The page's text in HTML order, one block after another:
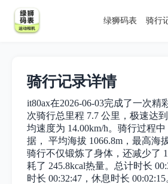
骑行
绿狮码表
骑行记录详情
it80ax在2026-06-03完成了一次精
次骑行总里程 7.7 公里，极速达
均速度为 14.00km/h。骑行过程
据， 平均海拔 1066.8m，最高海
骑行不仅锻炼了身体，还减少了
耗了 245.8kcal热量。总计时长
时长 00:32:47，休息时长